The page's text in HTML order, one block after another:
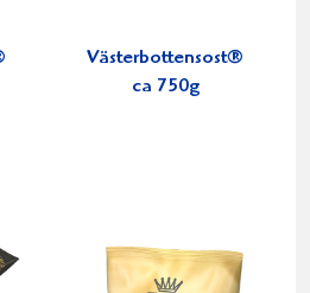
Västerbottensost®
ca 750g